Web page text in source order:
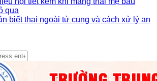
qua
biết thai ngoài tử cung và cách xử lý an